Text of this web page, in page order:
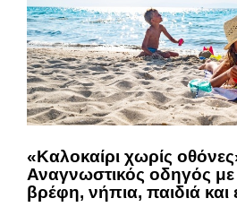
«Καλοκαίρι χωρίς
Αναγνωστικός οδηγός με
βρέφη, νήπια, παιδιά